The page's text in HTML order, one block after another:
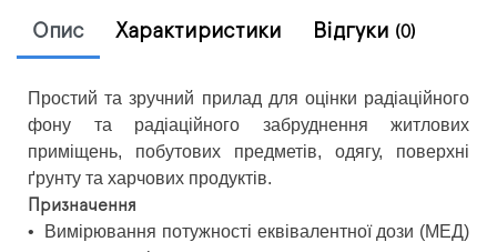
Опис Характиристики Відгуки (0)
Простий та зручний прилад для оцінки радіаційного
фону та радіаційного забруднення житлових
приміщень, побутових предметів, одягу, поверхні
ґрунту та харчових продуктів.
Призначення
•
Вимірювання потужності еквівалентної дози (МЕД)